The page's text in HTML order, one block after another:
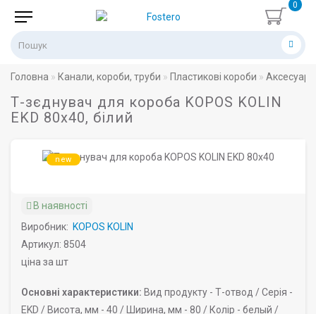
0
Головна Канали, короби, труби Пластикові короби
Т-зєднувач для короба KOPOS KOLIN
EKD 80х40, білий
new
В наявності
Виробник: KOPOS KOLIN
Артикул: 8504
ціна за шт
Основні характеристики: Вид продукту - Т-отвод /Серія -
EKD / Висота, мм - 40 / Ширина, мм - 80 / Колір - белый /